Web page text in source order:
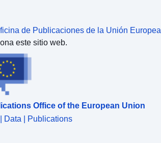
datos no se actualizan tras la aprobación del
En la práctica, ya no se utilizan: los
de datos actualizadas.
de Publicaciones de la Unión Europea
este sitio web.
Office of the European Union
Data | Publications